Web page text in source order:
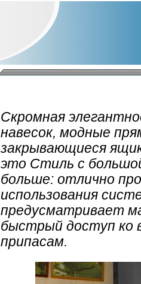
Скромная
навесок, модные
закрывающиеся
это Стиль с
больше: отлично
использования
предусматривает
быстрый доступ ко
припасам.